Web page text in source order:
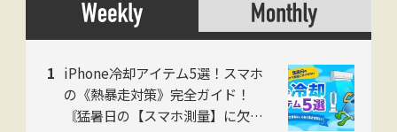
iPhone冷却アイテム5選！スマホ
の《熱暴走対策》完全ガイド！
〘猛暑日の【スマホ測量】に欠か